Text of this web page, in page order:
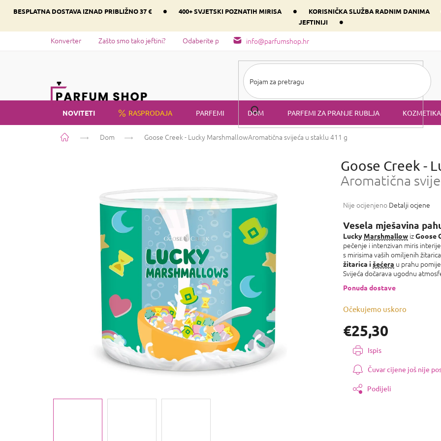
BESPLATNA DOSTAVA IZNAD PRIBLIŽNO 37 € • 400+ SVJETSKI POZNATIH MIRISA • KORISNIČKA SLUŽBA RADNIM DANIMA
JEFTINIJI
•
info@parfumshop.hr
Konverter Zašto smo tako jeftini? Odaberite parfem svog srca prema dominantnoj komponenti
NOVITETI RASPRODAJA PARFEMI DOM PARFEMI ZA PRANJE RUBLJA KOZMETIKA
Početna Dom Goose Creek - Lucky MarshmallowAromatična svijeća u staklu 411 g
Goose Creek -
Aromatična
Prosječna
proizvoda
je
0,0
od
5
zvjezdica.
Nije ocijenjeno Detalji ocjene
€25,30
cijenu:
Očekujemo uskoro
Ponuda dostave
Vesela mješavina
Lucky Marshmallow izGoose
pečenje i intenzivan miris
s mirisima vaših omiljenih
žitarica i šećera u prahu
Svijeća dočarava ugodnu
Ispis
Čuvar cijene još nije
Podijeli